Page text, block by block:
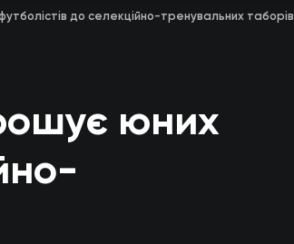
до селекційно-тренувальних таборів
юних